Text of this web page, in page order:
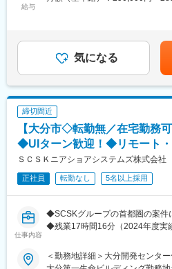
いという事も転職理由の1つです。
当社では専任のキャリアアドバ
ザーが社内に働きかける事で希
エンジニアの遣り甲斐を大切に
す。
＜FA制度＞
エンジニアの方を対象に社内で
度です。
転職をする必要なく、社内での
Perl／C／C++／JavaScript など
・DB：SQL Server／MySQL／
・その他：Microsoft Dynamics
＜実績例＞
・基幹業務・財務会計などの業
ローやCRM、教育系システム ・
理、複合機UI・セキュアプリン
わることで、業務知識と技術力を
■働き方・環境：
・残業は月平均９時間程度と少
なりにくいです。
■キャリアパス：
給与
万円／38歳／システムエンジニ
あくまでも目安の金額であり、
ります。月給(月額)は固定手当を
気になる
締切間近
【大分市◇転勤無／在宅勤務
◆UIターン歓迎！◆リモート
ＳＣＳＫニアショアシステムズ株式会社
正社員 転勤なし 5名以上採用
仕事内容
◆SCSKグループの首都圏の案
◆残業17時間16分（2024年度実
働きやすさ抜群
◆各拠点で規模拡大中のため、
＜勤務地詳細＞大分開発センタ